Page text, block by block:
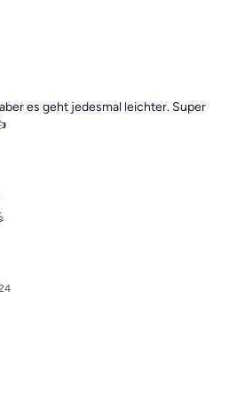
es geht jedesmal leichter. Super